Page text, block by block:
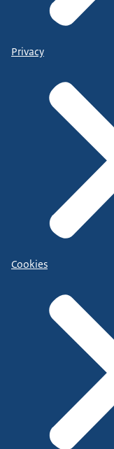
Privacy
Cookies